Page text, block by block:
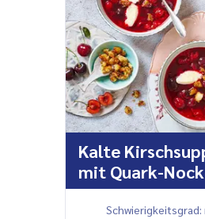
Kalte
mit Quark-
Schwierigkeitsgrad: